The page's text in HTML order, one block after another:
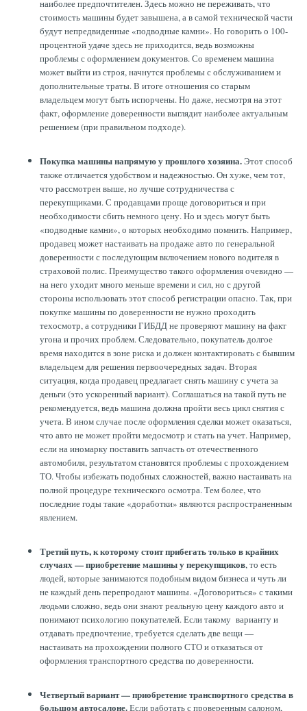
наиболее предпочтителен. Здесь можно не переживать, что
стоимость машины будет завышена, а в самой технической части
будут непредвиденные «подводные камни». Но говорить о 100-
процентной удаче здесь не приходится, ведь возможны
проблемы с оформлением документов. Со временем машина
может выйти из строя, начнутся проблемы с обслуживанием и
дополнительные траты. В итоге отношения со старым
владельцем могут быть испорчены. Но даже, несмотря на этот
факт, оформление доверенности выглядит наиболее актуальным
решением (при правильном подходе).
Покупка машины напрямую у прошлого хозяина.Этот способ
также отличается удобством и надежностью. Он хуже, чем тот,
что рассмотрен выше, но лучше сотрудничества с
перекупщиками. С продавцами проще договориться и при
необходимости сбить немного цену. Но и здесь могут быть
«подводные камни», о которых необходимо помнить. Например,
продавец может настаивать на продаже авто по генеральной
доверенности с последующим включением нового водителя в
страховой полис. Преимущество такого оформления очевидно —
на него уходит много меньше времени и сил, но с другой
стороны использовать этот способ регистрации опасно. Так, при
покупке машины по доверенности не нужно проходить
техосмотр, а сотрудники ГИБДД не проверяют машину на факт
угона и прочих проблем. Следовательно, покупатель долгое
время находится в зоне риска и должен контактировать с бывшим
владельцем для решения первоочередных задач. Вторая
ситуация, когда продавец предлагает снять машину с учета за
деньги (это ускоренный вариант). Соглашаться на такой путь не
рекомендуется, ведь машина должна пройти весь цикл снятия с
учета. В ином случае после оформления сделки может оказаться,
что авто не может пройти медосмотр и стать на учет. Например,
если на иномарку поставить запчасть от отечественного
автомобиля, результатом становятся проблемы с прохождением
ТО. Чтобы избежать подобных сложностей, важно настаивать на
полной процедуре технического осмотра. Тем более, что
последние годы такие «доработки» являются распространенным
явлением.
Третий путь, к которому стоит прибегать только в крайних
случаях — приобретение машины у перекупщиков, то есть
людей, которые занимаются подобным видом бизнеса и чуть ли
не каждый день перепродают машины. «Договориться» с такими
людьми сложно, ведь они знают реальную цену каждого авто и
понимают психологию покупателей. Если такому варианту и
отдавать предпочтение, требуется сделать две вещи —
настаивать на прохождении полного СТО и отказаться от
оформления транспортного средства по доверенности.
Четвертый вариант — приобретение транспортного средства в
большом автосалоне.Если работать с проверенным салоном,
ТОРМОЗНЫЕ ДИСКИ